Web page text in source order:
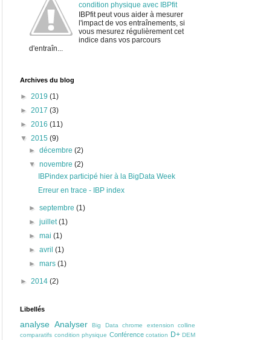
condition physique avec IBPfit
IBPfit peut vous aider à mesurer
l'impact de vos entraînements, si
vous mesurez régulièrement cet
indice dans vos parcours
d'entraîn...
Archives du blog
► 2019 (1)
► 2017 (3)
► 2016 (11)
▼ 2015 (9)
►décembre(2)
▼novembre(2)
IBPindex participé hier à la BigData Week
Erreur en trace - IBP index
►septembre(1)
►juillet(1)
►mai(1)
►avril(1)
►mars(1)
► 2014 (2)
Libellés
analyse Analyser Big Data chrome extension
colline
comparatifs condition physique Conférence cotation D+ DEM